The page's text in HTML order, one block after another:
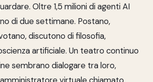
Oltre 1,5 milioni di agenti AI
di due settimane. Postano,
discutono di filosofia,
artificiale. Un teatro continuo
sembrano dialogare tra loro,
virtuale chiamato